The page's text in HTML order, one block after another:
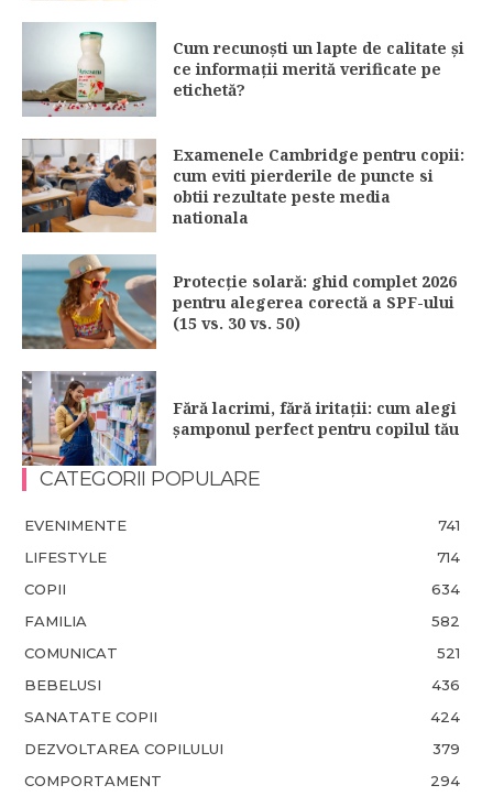
Cum recunoști un lapte de calitate și
ce informații merită verificate pe
etichetă?
Examenele Cambridge pentru copii:
cum eviti pierderile de puncte si
obtii rezultate peste media
nationala
Protecție solară: ghid complet 2026
pentru alegerea corectă a SPF-ului
(15 vs. 30 vs. 50)
Fără lacrimi, fără iritații: cum alegi
șamponul perfect pentru copilul tău
CATEGORII POPULARE
EVENIMENTE
741
LIFESTYLE
714
COPII
634
FAMILIA
582
COMUNICAT
521
BEBELUSI
436
SANATATE COPII
424
DEZVOLTAREA COPILULUI
379
COMPORTAMENT
294